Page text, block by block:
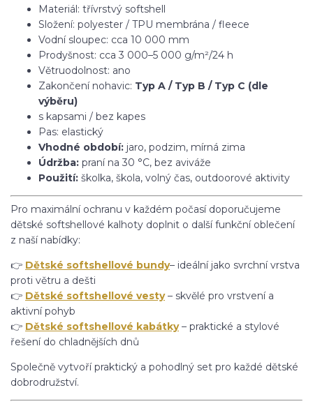
Materiál: třívrstvý softshell
Složení: polyester / TPU membrána / fleece
Vodní sloupec: cca 10 000 mm
Prodyšnost: cca 3 000–5 000 g/m²/24 h
Větruodolnost: ano
Zakončení nohavic: Typ A / Typ B / Typ C (dle
výběru)
s kapsami / bez kapes
Pas: elastický
Vhodné období: jaro, podzim, mírná zima
Údržba: praní na 30 °C, bez aviváže
Použití: školka, škola, volný čas, outdoorové aktivity
Pro maximální ochranu v každém počasí doporučujeme
dětské softshellové kalhoty doplnit o další funkční oblečení
z naší nabídky:
👉 Dětské softshellové bundy– ideální jako svrchní vrstva
proti větru a dešti
👉 Dětské softshellové vesty– skvělé pro vrstvení a
aktivní pohyb
👉 Dětské softshellové kabátky– praktické a stylové
řešení do chladnějších dnů
Společně vytvoří praktický a pohodlný set pro každé dětské
dobrodružství.